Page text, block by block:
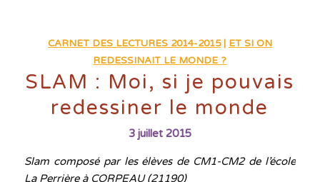
CARNET DES LECTURES 2014-2015| ET SI ON
REDESSINAIT LE MONDE ?
SLAM : Moi, si je pouvais
redessiner le monde
3 juillet 2015
Slam composé par les élèves de CM1-CM2 de l’école
La Perrière à CORPEAU (21190)